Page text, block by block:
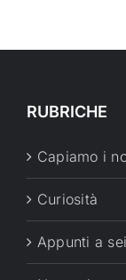
RUBRICHE
Capiamo i
Curiosità
Appunti a